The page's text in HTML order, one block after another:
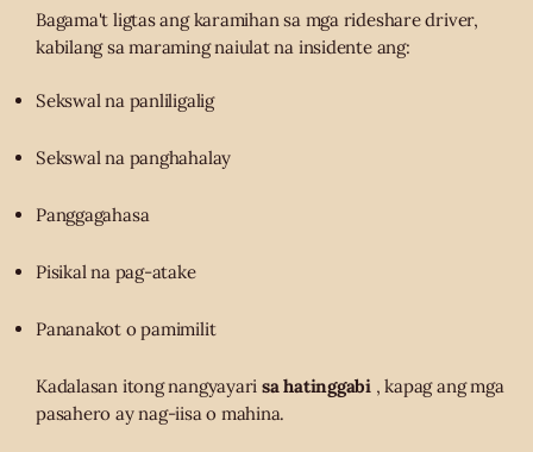
Bagama't ligtas ang karamihan sa mga rideshare driver,
kabilang sa maraming naiulat na insidente ang:
Sekswal na panliligalig
Sekswal na panghahalay
Panggagahasa
Pisikal na pag-atake
Pananakot o pamimilit
Kadalasan itong nangyayari sa hatinggabi , kapag ang mga
pasahero ay nag-iisa o mahina.